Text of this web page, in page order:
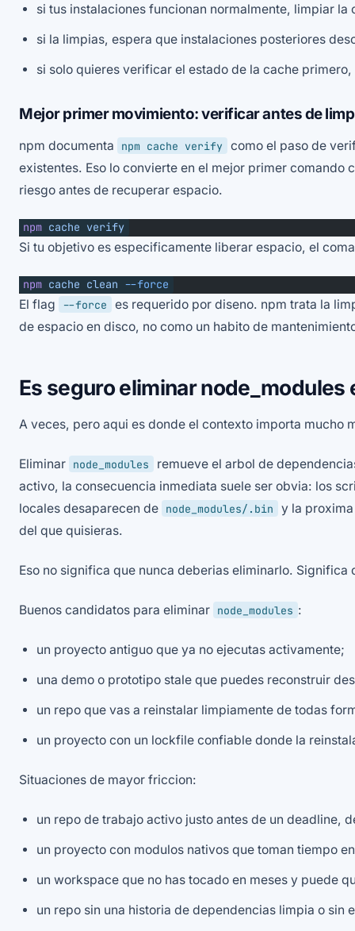
si tus instalaciones funcionan normalmente, limpiar la
si la limpias, espera que instalaciones posteriores
si solo quieres verificar el estado de la cache
Mejor primer movimiento: verificar antes de
npm documenta npm cache verify
como el paso de
existentes. Eso lo convierte en el mejor primer comando
riesgo antes de recuperar espacio.
npm cache verify
Si tu objetivo es especificamente liberar espacio, el
npm cache clean --force
El flag --force
es requerido por diseno. npm trata la
de espacio en disco, no como un habito de
Es seguro eliminar node_modules
A veces, pero aqui es donde el contexto importa mucho
Eliminar node_modules
remueve el arbol de
activo, la consecuencia inmediata suele ser obvia: los
locales desaparecen de node_modules/.bin
y la
del que quisieras.
Eso no significa que nunca deberias eliminarlo.
Buenos candidatos para eliminar node_modules :
un proyecto antiguo que ya no ejecutas activamente;
una demo o prototipo stale que puedes reconstruir
un repo que vas a reinstalar limpiamente de todas
un proyecto con un lockfile confiable donde la
Situaciones de mayor friccion:
un repo de trabajo activo justo antes de un deadline,
un proyecto con modulos nativos que toman tiempo
un workspace que no has tocado en meses y puede
un repo sin una historia de dependencias limpia o sin